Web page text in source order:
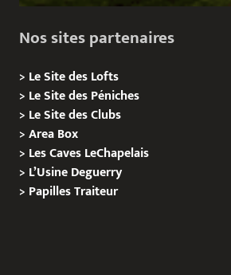
Nos sites partenaires
> Le Site des Lofts
> Le Site des Péniches
> Le Site des Clubs
>Area Box
> Les Caves LeChapelais
> L’Usine Deguerry
> PapillesTraiteur